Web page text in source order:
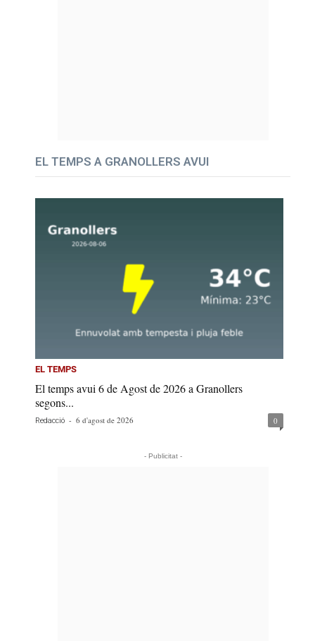
EL TEMPS A GRANOLLERS AVUI
EL TEMPS
El temps avui 6 de Agost de 2026 a Granollers
segons...
Redacció - 6 d'agost de 2026 0
- Publicitat -